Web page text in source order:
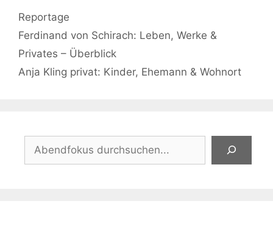
Kategorien
Reportage
Ferdinand von Schirach: Leben, Werke &
Privates – Überblick
Anja Kling privat: Kinder, Ehemann & Wohnort